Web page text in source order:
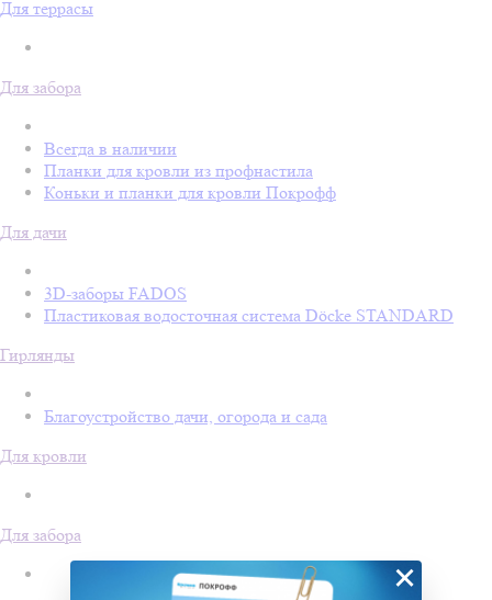
Для террасы
Для забора
Всегда в наличии
Планки для кровли из профнастила
Коньки и планки для кровли Покрофф
Для дачи
3D-заборы FADOS
Пластиковая водосточная система Döcke STANDARD
Гирлянды
Благоустройство дачи, огорода и сада
Для кровли
Для забора
×